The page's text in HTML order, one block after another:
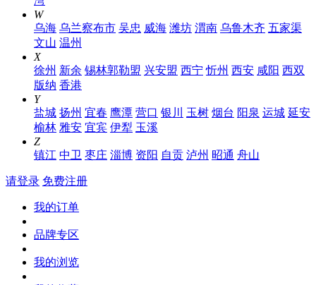
W
乌海 乌兰察布市 吴忠 威海 潍坊 渭南 乌鲁木齐 五家渠
文山 温州
X
徐州 新余 锡林郭勒盟 兴安盟 西宁 忻州 西安 咸阳 西双
版纳 香港
Y
盐城 扬州 宜春 鹰潭 营口 银川 玉树 烟台 阳泉 运城 延安
榆林 雅安 宜宾 伊犁 玉溪
Z
镇江 中卫 枣庄 淄博 资阳 自贡 泸州 昭通 舟山
请登录 免费注册
我的订单
品牌专区
我的浏览